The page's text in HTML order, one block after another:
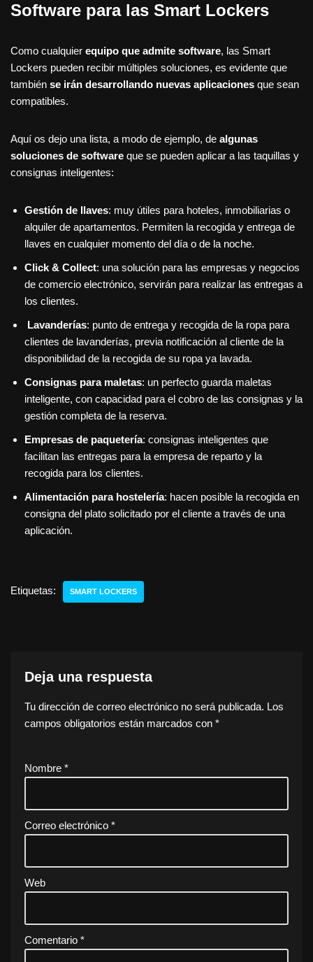
Software para las Smart Lockers
Como cualquier equipo que admite software, las Smart
Lockers pueden recibir múltiples soluciones, es evidente que
también se irán desarrollando nuevas aplicaciones que sean
compatibles.
Aquí os dejo una lista, a modo de ejemplo, de algunas
soluciones de software que se pueden aplicar a las taquillas y
consignas inteligentes:
Gestión de llaves: muy útiles para hoteles, inmobiliarias o
alquiler de apartamentos. Permiten la recogida y entrega de
llaves en cualquier momento del día o de la noche.
Click & Collect: una solución para las empresas y negocios
de comercio electrónico, servirán para realizar las entregas a
los clientes.
Lavanderías: punto de entrega y recogida de la ropa para
clientes de lavanderías, previa notificación al cliente de la
disponibilidad de la recogida de su ropa ya lavada.
Consignas para maletas: un perfecto guarda maletas
inteligente, con capacidad para el cobro de las consignas y la
gestión completa de la reserva.
Empresas de paquetería: consignas inteligentes que
facilitan las entregas para la empresa de reparto y la
recogida para los clientes.
Alimentación para hostelería: hacen posible la recogida en
consigna del plato solicitado por el cliente a través de una
aplicación.
Etiquetas: SMART LOCKERS
Deja una respuesta
Tu dirección de correo electrónico no será publicada. Los
campos obligatorios están marcados con *
Nombre *
Correo electrónico *
Web
Comentario *